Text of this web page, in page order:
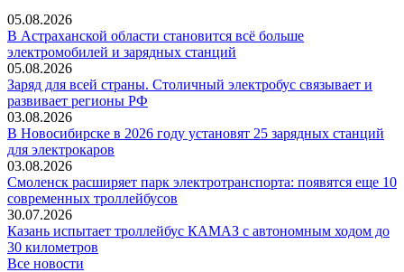
05.08.2026
В Астраханской области становится всё больше
электромобилей и зарядных станций
05.08.2026
Заряд для всей страны. Столичный электробус связывает и
развивает регионы РФ
03.08.2026
В Новосибирске в 2026 году установят 25 зарядных станций
для электрокаров
03.08.2026
Смоленск расширяет парк электротранспорта: появятся еще 10
современных троллейбусов
30.07.2026
Казань испытает троллейбус КАМАЗ с автономным ходом до
30 километров
Все новости